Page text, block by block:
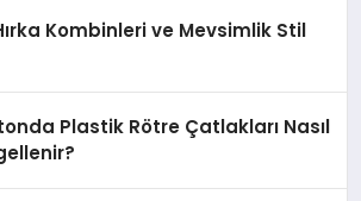
Kombinleri ve Mevsimlik Stil
Plastik Rötre Çatlakları Nasıl